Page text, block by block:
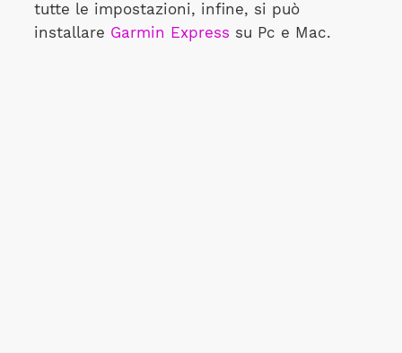
tutte le impostazioni, infine, si può
installare Garmin Express su Pc e Mac.